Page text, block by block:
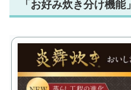
「お好み炊き分け機能」